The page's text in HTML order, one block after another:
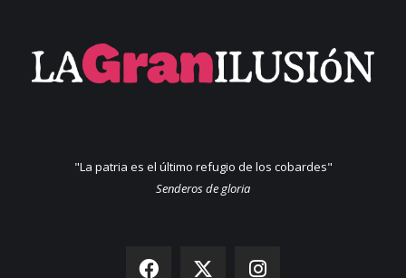
"La patria es el último refugio de los cobardes"
Senderos de gloria